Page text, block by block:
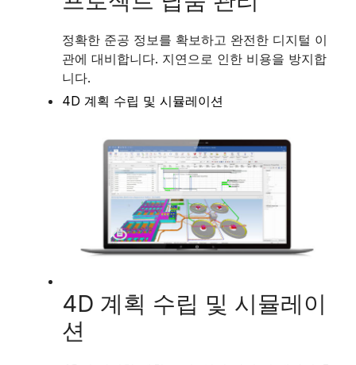
정확한 준공 정보를 확보하고 완전한 디지털 이
관에 대비합니다. 지연으로 인한 비용을 방지합
니다.
4D 계획 수립 및 시뮬레이션
4D 계획 수립 및 시뮬레이
션